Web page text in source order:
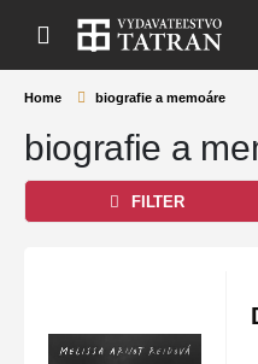
Home biografie a memoáre
biografie a
FILTER